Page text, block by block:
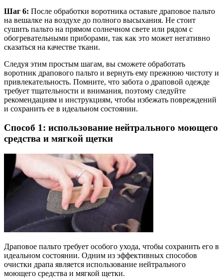
Шаг 6: После обработки воротника оставьте драповое пальто
на вешалке на воздухе до полного высыхания. Не стоит
сушить пальто на прямом солнечном свете или рядом с
обогревательными приборами, так как это может негативно
сказаться на качестве ткани.
Следуя этим простым шагам, вы сможете обработать
воротник драпового пальто и вернуть ему прежнюю чистоту и
привлекательность. Помните, что забота о драповой одежде
требует тщательности и внимания, поэтому следуйте
рекомендациям и инструкциям, чтобы избежать повреждений
и сохранить ее в идеальном состоянии.
Способ 1: использование нейтрального моющего
средства и мягкой щетки
Драповое пальто требует особого ухода, чтобы сохранить его в
идеальном состоянии. Одним из эффективных способов
очистки драпа является использование нейтрального
моющего средства и мягкой щетки.